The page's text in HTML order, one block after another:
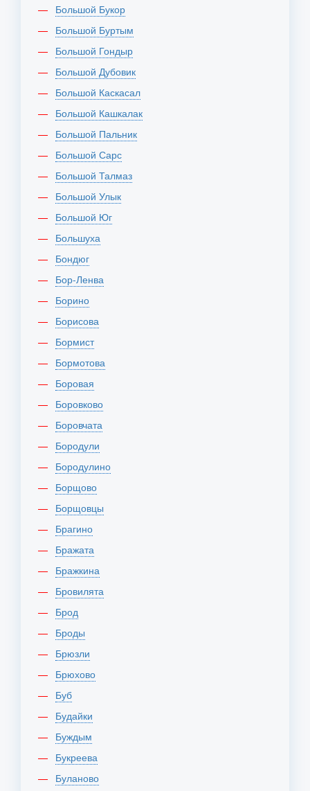
Большой Букор
Большой Буртым
Большой Гондыр
Большой Дубовик
Большой Каскасал
Большой Кашкалак
Большой Пальник
Большой Сарс
Большой Талмаз
Большой Улык
Большой Юг
Большуха
Бондюг
Бор-Ленва
Борино
Борисова
Бормист
Бормотова
Боровая
Боровково
Боровчата
Бородули
Бородулино
Борщово
Борщовцы
Брагино
Бражата
Бражкина
Бровилята
Брод
Броды
Брюзли
Брюхово
Буб
Будайки
Буждым
Букреева
Буланово